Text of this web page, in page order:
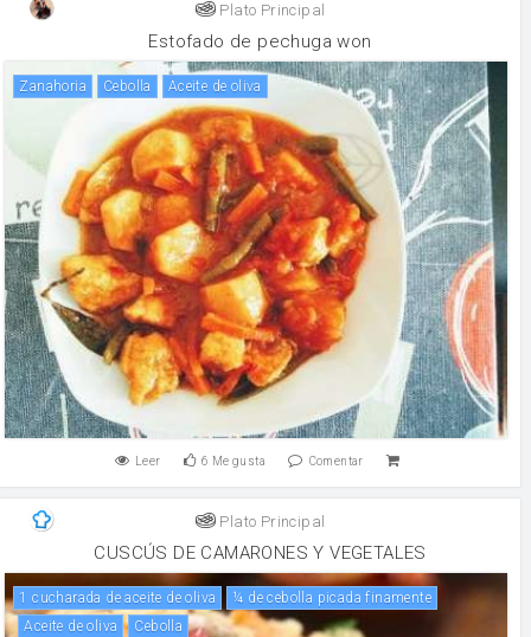
Plato Principal
Estofado de pechuga won
zanahoria cebolla aceite de oliva
Leer 6 Me gusta Comentar
Plato Principal
CUSCÚS DE CAMARONES Y VEGETALES
1 cucharada de aceite de oliva
¼ de cebolla picada finamente
aceite de oliva
cebolla